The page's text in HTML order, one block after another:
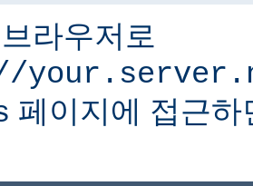
라우저로
페이지에 접근